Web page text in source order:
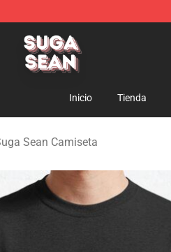
Sean Merchandise Store
Inicio Tienda
Sean Camiseta